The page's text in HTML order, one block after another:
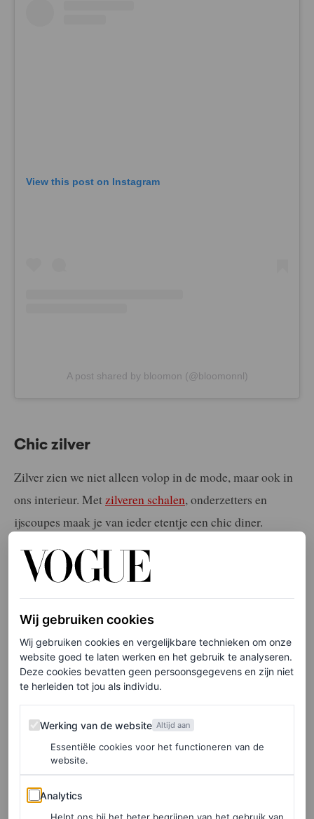
View this post on Instagram
A post shared by bloomon (@bloomonnl)
Chic zilver
Zilver zien we niet alleen volop in de mode, maar ook in
ons interieur. Met zilveren schalen, onderzetters en
ijscoupes maak je van ieder etentje een chic diner.
voor betaalbare exemplaren.
Wij gebruiken cookies
Wij gebruiken cookies en vergelijkbare technieken om onze
website goed te laten werken en het gebruik te analyseren.
Deze cookies bevatten geen persoonsgegevens en zijn niet
te herleiden tot jou als individu.
Werking van de website
Werking van de website Altijd aan
Essentiële cookies voor het functioneren van de
website.
Analytics
Analytics